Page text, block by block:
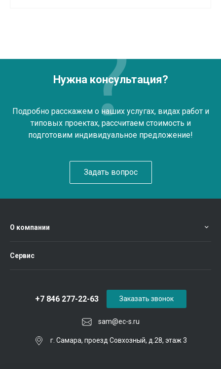
Нужна консультация?
Подробно расскажем о наших услугах, видах работ и
типовых проектах, рассчитаем стоимость и
подготовим индивидуальное предложение!
Задать вопрос
О компании
Сервис
sam@ec-s.ru
+7 846 277-22-63
г. Самара, проезд Совхозный, д.28, этаж 3
Заказать звонок